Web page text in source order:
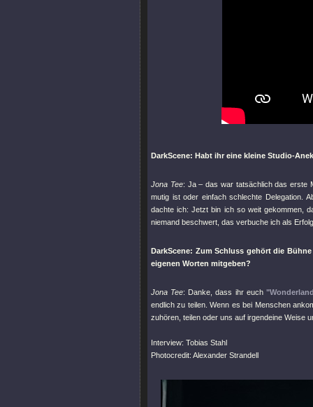
DarkScene: Habt ihr eine kleine Studio-
Jona Tee: Ja – das war tatsächlich das erste
mutig ist oder einfach schlechte Delegation.
dachte ich: Jetzt bin ich so weit gekommen,
niemand beschwert, das verbuche ich als
DarkScene: Zum Schluss gehört die
eigenen Worten mitgeben?
Jona Tee: Danke, dass ihr euch
endlich zu teilen. Wenn es bei Menschen
zuhören, teilen oder uns auf irgendeine Weise
Interview: Tobias Stahl
Photocredit: Alexander Strandell